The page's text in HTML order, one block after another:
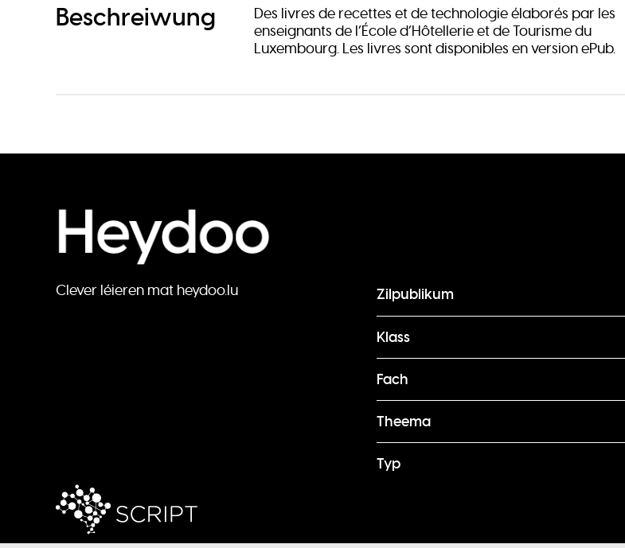
Beschreiwung
Des livres de recettes et de technologie élaborés par les
enseignants de l’École d’Hôtellerie et de Tourisme du
Luxembourg. Les livres sont disponibles en version ePub.
Clever léieren mat heydoo.lu Zilpublikum
Klass
Fach
Theema
Typ